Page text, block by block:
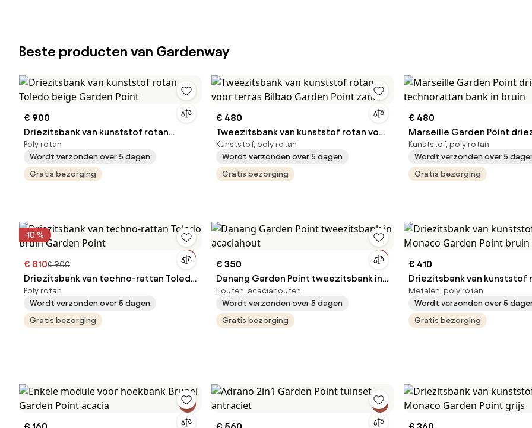
Beste producten van Gardenway
€ 900
Driezitsbank van kunststof rotan
Toledo beige Garden Point
Poly rotan
Wordt verzonden over 5 dagen
Gratis bezorging
€ 480
Tweezitsbank van kunststof rotan voor
terras Bilbao Garden Point zand
Kunststof, poly rotan
Wordt verzonden over 5 dagen
Gratis bezorging
€ 480
Marseille Garden Point
technorattan bank in bruin
Kunststof, poly rotan
Wordt verzonden over 5
Gratis bezorging
-10 %
€ 810€ 900
Driezitsbank van techno-rattan Toledo
bruin Garden Point
Poly rotan
Wordt verzonden over 5 dagen
Gratis bezorging
€ 350
Danang Garden Point tweezitsbank in
acaciahout
Houten, acaciahouten
Wordt verzonden over 5 dagen
Gratis bezorging
€ 410
Driezitsbank van kunststof
Monaco Garden Point bruin
Metalen, poly rotan
Wordt verzonden over 5
Gratis bezorging